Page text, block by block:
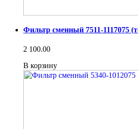
Фильтр сменный 7511-1117075
2 100.00
В корзину